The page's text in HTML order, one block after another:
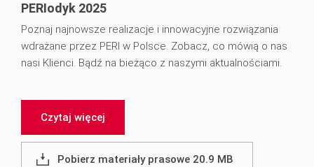
PERIodyk 2025
Poznaj najnowsze realizacje i innowacyjne rozwiązania
wdrażane przez PERI w Polsce. Zobacz, co mówią o nas
nasi Klienci. Bądź na bieżąco z naszymi aktualnościami.
Czytaj więcej
Pobierz materiały prasowe 20.9 MB